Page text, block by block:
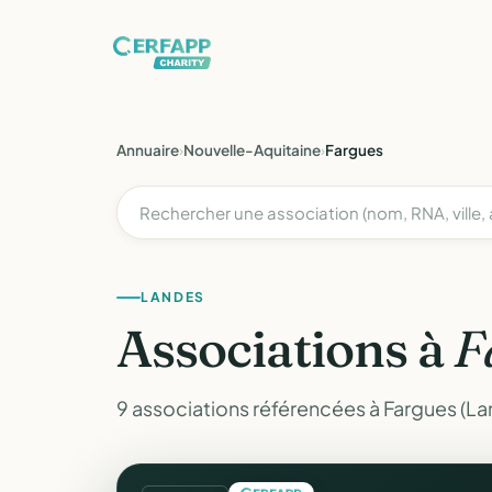
Annuaire›Nouvelle-Aquitaine›Fargues
LANDES
Associations à
9 associations référencées à Fargues